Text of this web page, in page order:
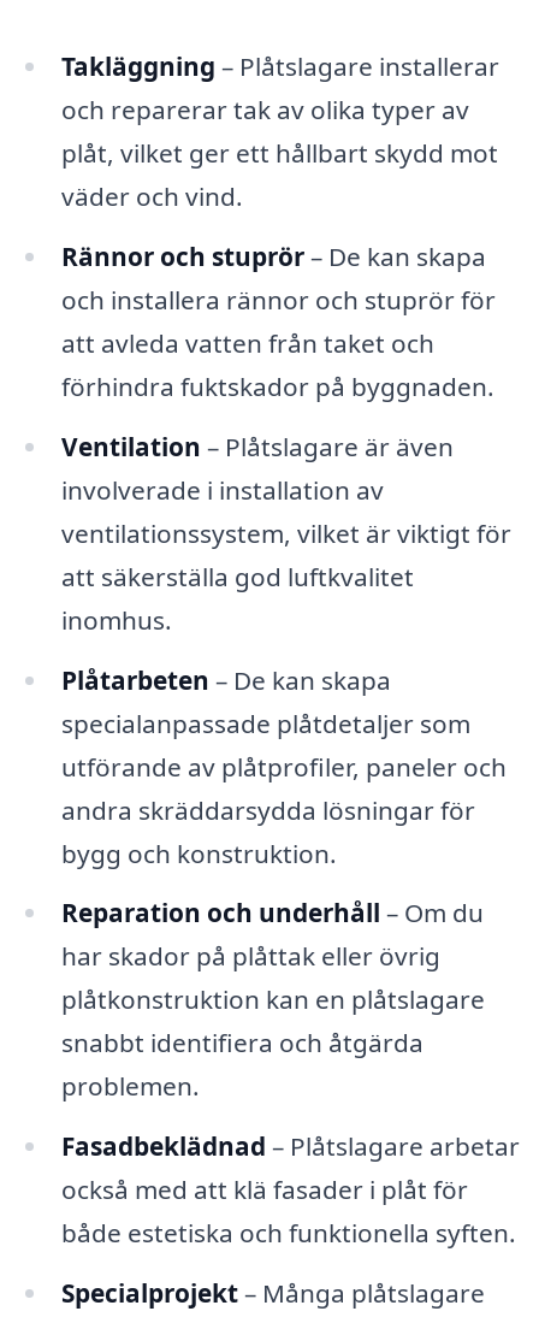
Takläggning – Plåtslagare installerar
och reparerar tak av olika typer av
plåt, vilket ger ett hållbart skydd mot
väder och vind.
Rännor och stuprör– De kan skapa
och installera rännor och stuprör för
att avleda vatten från taket och
förhindra fuktskador på byggnaden.
Ventilation – Plåtslagare är även
involverade i installation av
ventilationssystem, vilket är viktigt för
att säkerställa god luftkvalitet
inomhus.
Plåtarbeten – De kan skapa
specialanpassade plåtdetaljer som
utförande av plåtprofiler, paneler och
andra skräddarsydda lösningar för
bygg och konstruktion.
Reparation och underhåll – Om du
har skador på plåttak eller övrig
plåtkonstruktion kan en plåtslagare
snabbt identifiera och åtgärda
problemen.
Fasadbeklädnad – Plåtslagare arbetar
också med att klä fasader i plåt för
både estetiska och funktionella syften.
Specialprojekt– Många plåtslagare